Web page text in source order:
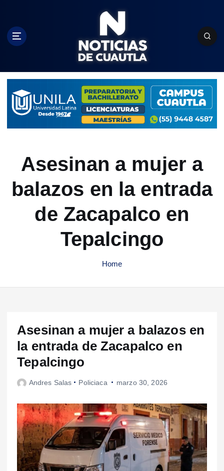
c
Asesinan a mujer a
balazos en la entrada
de Zacapalco en
Tepalcingo
Home
Asesinan a mujer a balazos en
la entrada de Zacapalco en
Tepalcingo
Andres Salas Policiaca marzo 30, 2026